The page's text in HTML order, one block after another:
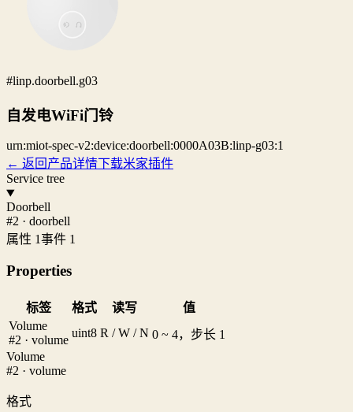
#linp.doorbell.g03
自发电WiFi门铃
urn:miot-spec-v2:device:doorbell:0000A03B:linp-g03:1
← 返回产品详情下载米家插件
Service tree
Doorbell
#2 · doorbell
属性 1事件 1
Properties
标签 格式 读写
值
Volume
#2 · volume
uint8 R / W / N 0 ~ 4，步长 1
Volume
#2 · volume
格式